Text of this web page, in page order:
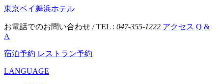
東京ベイ舞浜ホテル
お電話でのお問い合わせ / TEL : 047-355-1222 アクセス Q &
A
宿泊予約 レストラン予約
LANGUAGE